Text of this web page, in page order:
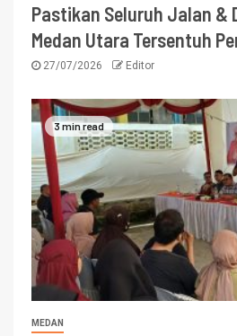
Pastikan Seluruh Jalan &
Medan Utara Tersentuh
27/07/2026 Editor
3 min read
MEDAN